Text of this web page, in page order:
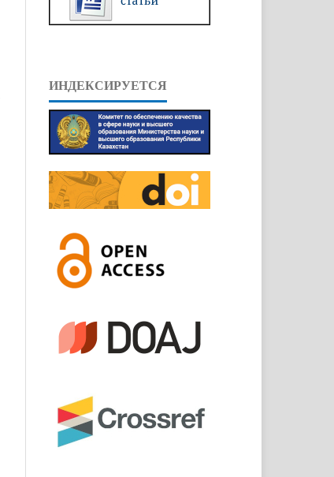
ИНДЕКСИРУЕТСЯ